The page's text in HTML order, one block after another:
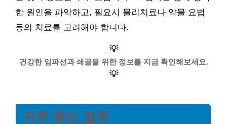
한 원인을 파악하고, 필요시 물리치료나 약물 요법
등의 치료를 고려해야 합니다.
💡
건강한 임파선과 쇄골을 위한 정보를 지금 확인해보세요.
💡
자주 묻는 질문